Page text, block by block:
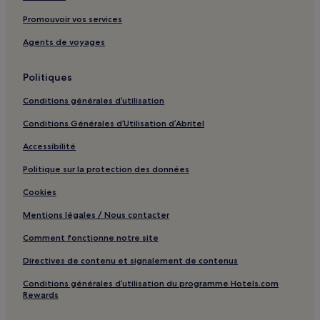
Florida Beach : hôtels 4 étoiles
Florida Beach : Hôtels d’affaires à proximité
Plage de Lenval : hôtels à proximité
Plage de Magnan : hôtels à proximité
Saint-Laurent-Du-Var : hôtels Hôtels avec parking
Saint-Laurent-Du-Var : hôtels
Saint-Paul-De-Vence : hôtels Hôtels avec centre de fitness
Cros-De-Cagnes : hôtels
La Californie : hôtels
Station de tramway Gorbella : hôtels à proximité
Avenue Jean-Médecin : Hôtels avec parking à proximité
Avenue Jean-Médecin : Hôtels avec centre de fitness à
proximité
Promouvoir vos services
Agents de voyages
Politiques
Conditions générales d’utilisation
Conditions Générales d’Utilisation d’Abritel
Accessibilité
Politique sur la protection des données
Cookies
Mentions légales / Nous contacter
Comment fonctionne notre site
Directives de contenu et signalement de contenus
Conditions générales d’utilisation du programme Hotels.com
Rewards